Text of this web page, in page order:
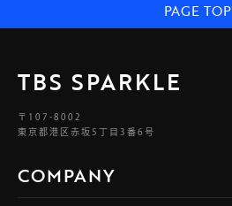
PAGE TOP
TBS SPARKLE
〒107-8002
東京都港区赤坂5丁目3番6号
COMPANY